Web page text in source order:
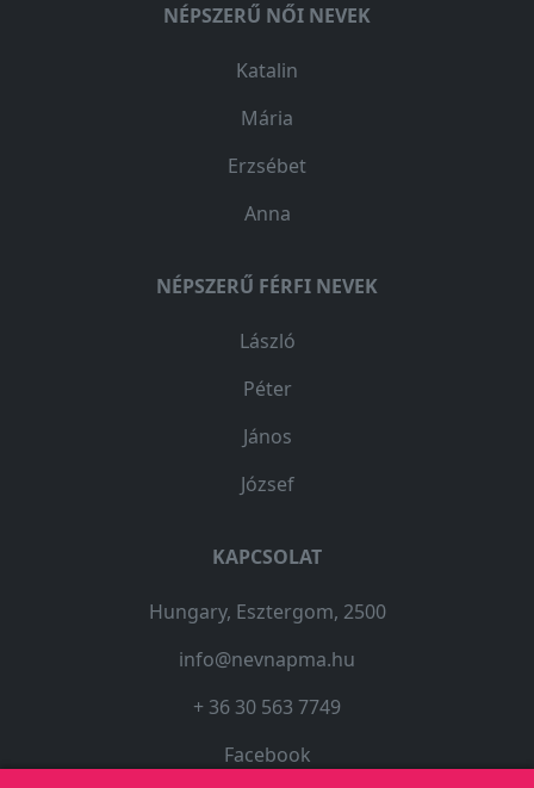
NÉPSZERŰ NŐI NEVEK
Katalin
Mária
Erzsébet
Anna
NÉPSZERŰ FÉRFI NEVEK
László
Péter
János
József
KAPCSOLAT
Hungary, Esztergom, 2500
info@nevnapma.hu
+ 36 30 563 7749
Facebook